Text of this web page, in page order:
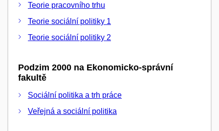
Teorie pracovního trhu
Teorie sociální politiky 1
Teorie sociální politiky 2
Podzim 2000 na Ekonomicko-správní
fakultě
Sociální politika a trh práce
Veřejná a sociální politika